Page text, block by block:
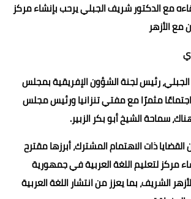
حوادث وقضايا
فن المطبخ
مقالات
مع الدكتور شريف الجبلي يرحب بإنشاء مركز
مع الأزهر
رئيس لجنة الشؤون الإفريقية بمجلس
اجتماعًا مثمرًا مع مفتي تنزانيا ورئيس مجلس
سماحة الشيخ أبو بكر الزبير.
القضايا ذات الاهتمام المشترك، أبرزها مقترح
مركز لتعليم اللغة العربية في جمهورية
الشريف، بما يعزز من انتشار اللغة العربية